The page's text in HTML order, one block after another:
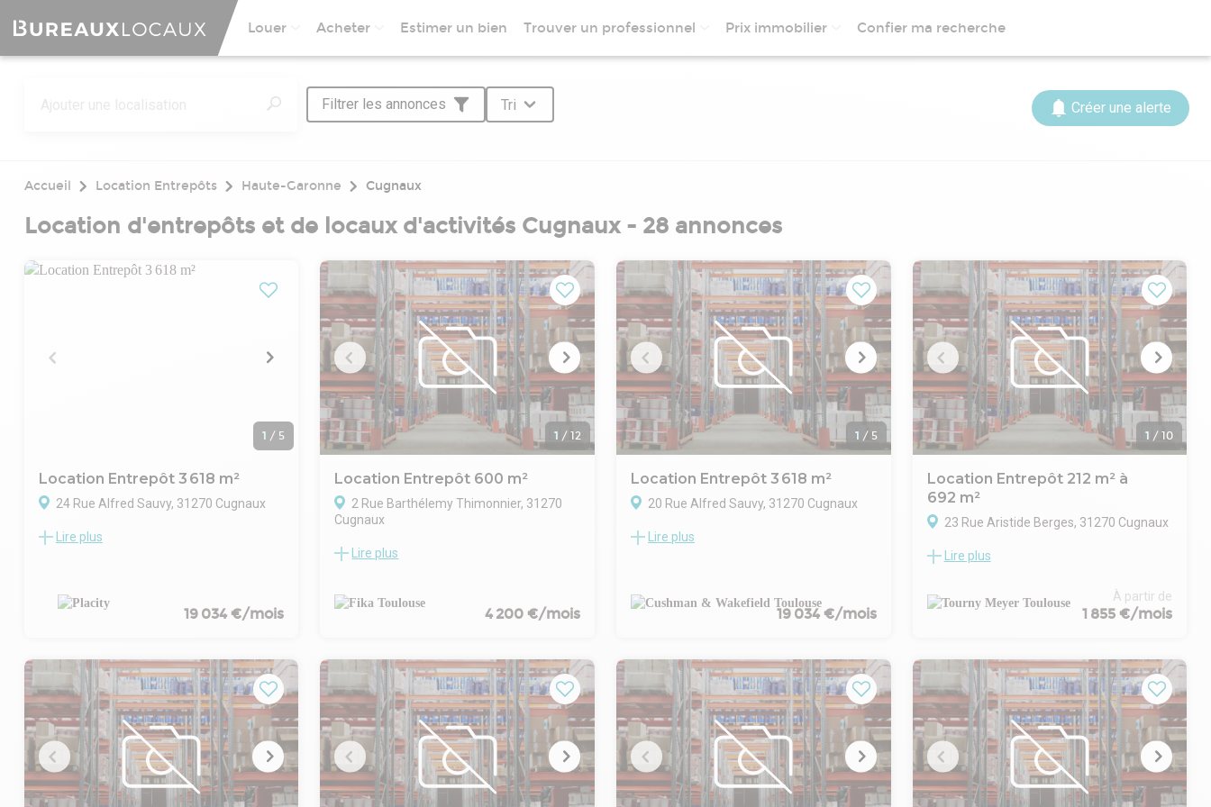
Louer Acheter Estimer un bien Trouver un professionnel Prix immobilier Confier ma recherche
Filtrer les annonces Tri Créer une alerte
Accueil Location Entrepôts Haute-Garonne Cugnaux
Location d'entrepôts et de locaux d'activités Cugnaux - 28 annonces
1 / 5
Location Entrepôt 3 618 m²
24 Rue Alfred Sauvy, 31270 Cugnaux
Sur la zone d'activité de Francazal Sud à
indépendat, clos et sécurisé.
Lire plus
19 034 €/mois
1 / 12
Location Entrepôt 600 m²
2 Rue Barthélemy Thimonnier, 31270
Cugnaux
Nous vous proposons à la location un local
commerciale du Casque à Cugnaux.
artisanales et de commerces. Le local est
bien desservi par les transports en
commun avec plusieurs lignes de bus et
est à proximité de l'autoroute A64 et du
périphérique.
Ce local d'activité indépendant possède
une surface totale de 600 m², sur une
parcelle d'environ 1 600 m².
Lire plus
4 200 €/mois
1 / 5
Location Entrepôt 3 618 m²
20 Rue Alfred Sauvy, 31270 Cugnaux
Cushman et Wakefield Toulouse propose
Cugnaux- Francazal.
Le bâtiment entièrement sur quai permet
Sur un foncier de 16000 m² entièrement
viabilisé de voirie PL
La surface de l'entrepôt est de 3000 m²
Des bureaux d'accompagnement et
bureaux de quai et locaux sociaux de 295
m²
- Type de bail : Commercial
- Durée : 3/6/9 ans
Lire plus
19 034 €/mois
1 /10
Location Entrepôt 212 m² à
692 m²
23 Rue Aristide Berges, 31270 Cugnaux
TOURNY MEYER propose à la location trois
immédiatement à Cugnaux, au coeur de la
zone d'activités du Casque, au sud-ouest
des surfaces fonctionnelles dans un
environnement structuré et sécurisé.
Ces cellules offrent une grande flexibilité
d'usage et peuvent accueillir des activités
de stockage, d'atelier ou de bureaux.
Chaque lot intègre une mezzanine
conforme à la norme RE2020, permettant
l'aménagement d'espaces tertiaires
Lire plus
À partir de
1 855 €/mois